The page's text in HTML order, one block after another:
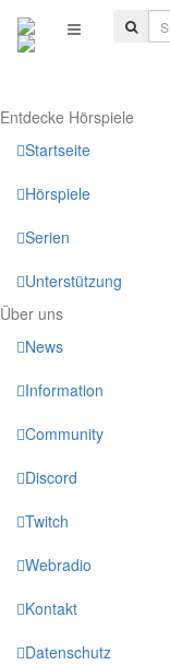
Entdecke Hörspiele
Startseite
Hörspiele
Serien
Unterstützung
Über uns
News
Information
Community
Discord
Twitch
Webradio
Kontakt
Datenschutz